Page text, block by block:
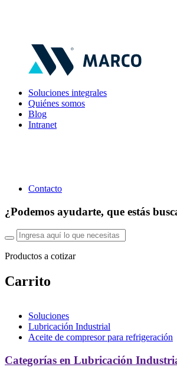
Soluciones integrales
Quiénes somos
Blog
Intranet
Contacto
¿Podemos ayudarte, que estás
Productos a cotizar
Carrito
Soluciones
Lubricación Industrial
Aceite de compresor para refrigeración
Categorías en Lubricación